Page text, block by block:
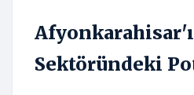
Sektöründeki